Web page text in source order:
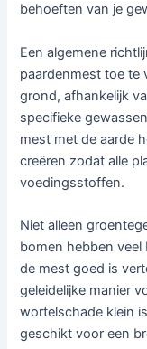
behoeften van je
Een algemene
paardenmest toe te
grond, afhankelijk
specifieke
mest met de aarde
creëren zodat alle
voedingsstoffen.
Niet alleen
bomen hebben
de mest goed is
geleidelijke manier
wortelschade klein
geschikt voor een